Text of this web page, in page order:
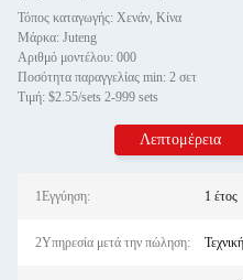
Τόπος καταγωγής: Χενάν, Κίνα
Μάρκα: Juteng
Αριθμό μοντέλου: 000
Ποσότητα παραγγελίας min: 2 σετ
Τιμή: $2.55/sets 2-999 sets
Λεπτομέρεια
1Εγγύηση: 1 έτος
2Υπηρεσία μετά την πώληση: